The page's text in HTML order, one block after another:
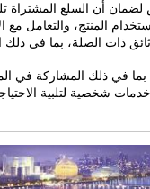
ذات الصلة، بما في ذلك